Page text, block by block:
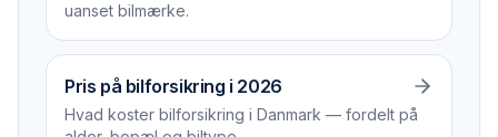
uanset bilmærke.
Pris på bilforsikring i 2026
Hvad koster bilforsikring i Danmark — fordelt på